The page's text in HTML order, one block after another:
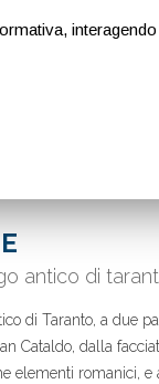
antico di
di Taranto, a due
Cataldo, dalla
elementi romanici, e